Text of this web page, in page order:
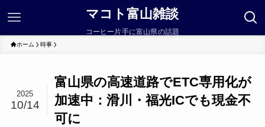
マコト富山雑談
コーヒー片手に富山県の話題
ホーム 時事
富山県の高速道路でETC専用化が
加速中：滑川・福光ICでも現金不
可に
2025
10/14